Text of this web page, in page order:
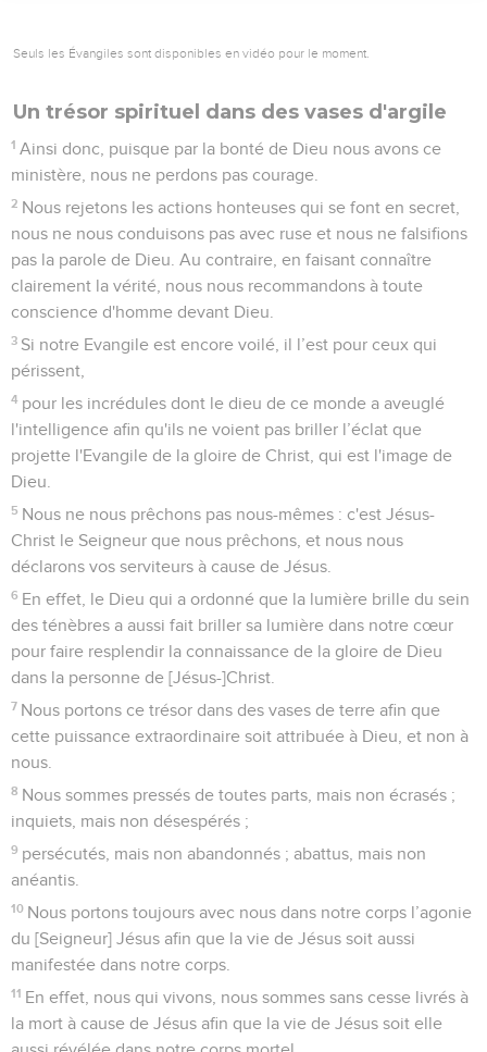
Seuls les Évangiles sont disponibles en vidéo pour le moment.
Un trésor spirituel dans des vases d'argile
1 Ainsi donc, puisque par la bonté de Dieu nous avons ce
ministère, nous ne perdons pas courage.
2 Nous rejetons les actions honteuses qui se font en secret,
nous ne nous conduisons pas avec ruse et nous ne falsifions
pas la parole de Dieu. Au contraire, en faisant connaître
clairement la vérité, nous nous recommandons à toute
conscience d'homme devant Dieu.
3 Si notre Evangile est encore voilé, il l’est pour ceux qui
périssent,
4 pour les incrédules dont le dieu de ce monde a aveuglé
l'intelligence afin qu'ils ne voient pas briller l’éclat que
projette l'Evangile de la gloire de Christ, qui est l'image de
Dieu.
5 Nous ne nous prêchons pas nous-mêmes : c'est Jésus-
Christ le Seigneur que nous prêchons, et nous nous
déclarons vos serviteurs à cause de Jésus.
6 En effet, le Dieu qui a ordonné que la lumière brille du sein
des ténèbres a aussi fait briller sa lumière dans notre cœur
pour faire resplendir la connaissance de la gloire de Dieu
dans la personne de [Jésus-]Christ.
7 Nous portons ce trésor dans des vases de terre afin que
cette puissance extraordinaire soit attribuée à Dieu, et non à
nous.
8 Nous sommes pressés de toutes parts, mais non écrasés ;
inquiets, mais non désespérés ;
9 persécutés, mais non abandonnés ; abattus, mais non
anéantis.
10 Nous portons toujours avec nous dans notre corps l’agonie
du [Seigneur] Jésus afin que la vie de Jésus soit aussi
manifestée dans notre corps.
11 En effet, nous qui vivons, nous sommes sans cesse livrés à
la mort à cause de Jésus afin que la vie de Jésus soit elle